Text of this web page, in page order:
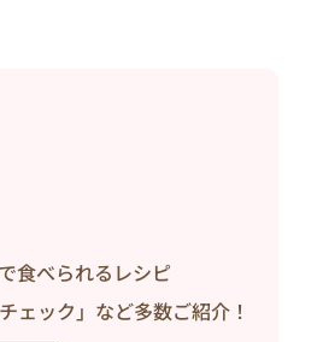
食べられるレシピ
ェック」など多数ご紹介！